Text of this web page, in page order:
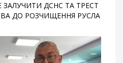
ДСНС ТА ТРЕСТ
ДО РОЗЧИЩЕННЯ РУСЛА